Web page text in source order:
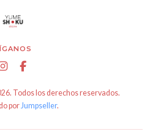
Todos los derechos reservados.
porJumpseller.